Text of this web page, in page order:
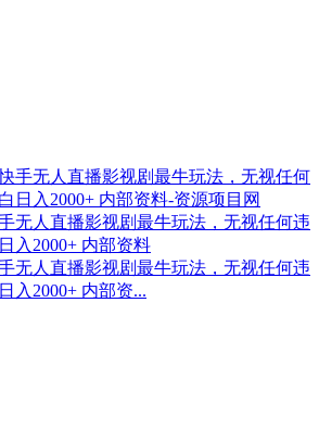
无人直播影视剧最牛玩法，无视任何违
入2000+ 内部资料
无人直播影视剧最牛玩法，无视任何违
入2000+ 内部资...